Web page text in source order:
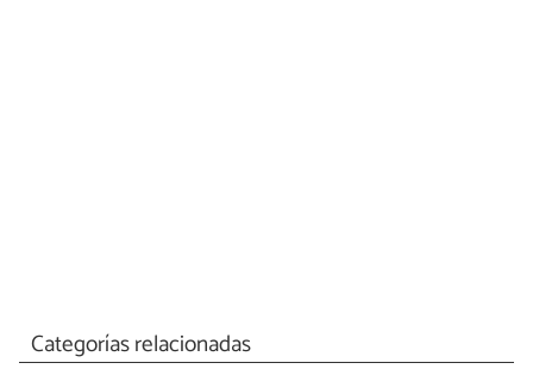
Categorías relacionadas